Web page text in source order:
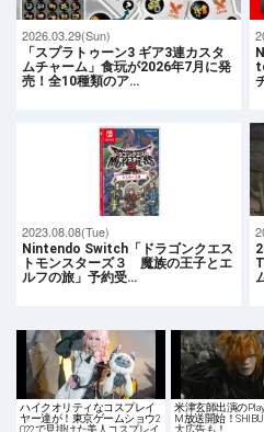
2026.03.29(Sun)
「スプラトゥーン3 ギア3連カスタ
ムチャーム」食玩が2026年7月に発
売！全10種類のア…
2023.08.08(Tue)
Nintendo Switch「ドラゴンクエス
トモンスターズ３ 魔族の王子とエ
ルフの旅」予約受…
ハイクオリティなコスプレイ
ヤー達が！東京ゲームショウ2
022で見掛けた美人コスプレイ
米津玄師出演の
M放送開始！
大広告も！